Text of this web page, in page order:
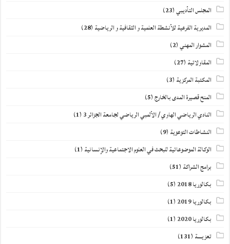
المجلس التأديبي(23)
المديرية الفرعية للأنشطة العلمية و الثقافية و الرياضية (28)
المشوار المهني(2)
المقاولاتية (27)
المكتبة المركزية (3)
المنح قصيرة المدى بالخارج(5)
النادي الرياضي الهاوي / الألمبي الرياضي لجامعة الجزائر 3 (1)
النشاطات التوعوية (9)
الوكالة الموضوعاتية للبحث في العلوم الاجتماعية والإنسانية (1)
برامج الشراكة (51)
بكالوريا 2018
(5)
بكالوريا 2019
(1)
بكالوريا 2020
(1)
تعزيــــة (131)